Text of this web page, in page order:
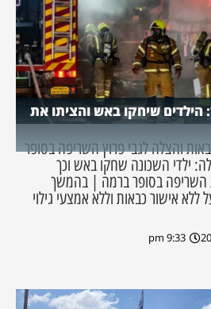
שיחקו באש והציתו את
והצלה לגבי פרוץ השריפה בסופר
השכונה שחקו באש וכך
השריפה בסופר ברמה | בהמשך
אישור כבאות וללא אמצעי גילוי
9:33 pm